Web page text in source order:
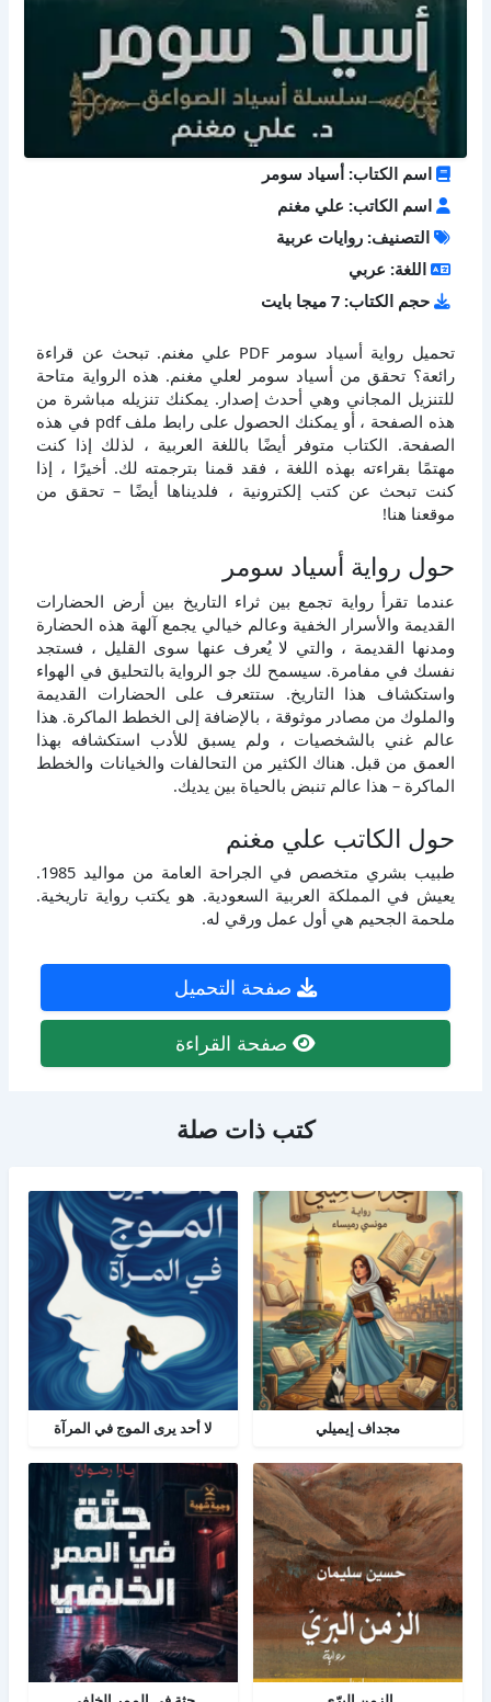
اسم الكتاب: أسياد سومر
اسم الكاتب: علي مغنم
التصنيف: روايات عربية
اللغة: عربي
حجم الكتاب: 7 ميجا بايت
تحميل رواية أسياد سومر PDF علي مغنم. تبحث عن قراءة
رائعة؟ تحقق من أسياد سومر لعلي مغنم. هذه الرواية متاحة
للتنزيل المجاني وهي أحدث إصدار. يمكنك تنزيله مباشرة من
هذه الصفحة ، أو يمكنك الحصول على رابط ملف pdf في هذه
الصفحة. الكتاب متوفر أيضًا باللغة العربية ، لذلك إذا كنت
مهتمًا بقراءته بهذه اللغة ، فقد قمنا بترجمته لك. أخيرًا ، إذا
كنت تبحث عن كتب إلكترونية ، فلديناها أيضًا – تحقق من
موقعنا هنا!
حول رواية أسياد سومر
عندما تقرأ رواية تجمع بين ثراء التاريخ بين أرض الحضارات
القديمة والأسرار الخفية وعالم خيالي يجمع آلهة هذه الحضارة
ومدنها القديمة ، والتي لا يُعرف عنها سوى القليل ، فستجد
نفسك في مفامرة. سيسمح لك جو الرواية بالتحليق في الهواء
واستكشاف هذا التاريخ. ستتعرف على الحضارات القديمة
والملوك من مصادر موثوقة ، بالإضافة إلى الخطط الماكرة. هذا
عالم غني بالشخصيات ، ولم يسبق للأدب استكشافه بهذا
العمق من قبل. هناك الكثير من التحالفات والخيانات والخطط
الماكرة – هذا عالم تنبض بالحياة بين يديك.
حول الكاتب علي مغنم
طبيب بشري متخصص في الجراحة العامة من مواليد 1985.
يعيش في المملكة العربية السعودية. هو يكتب رواية تاريخية.
ملحمة الجحيم هي أول عمل ورقي له.
صفحة التحميل
صفحة القراءة
كتب ذات صلة
مجداف إيميلي لا أحد يرى الموج في المرآة